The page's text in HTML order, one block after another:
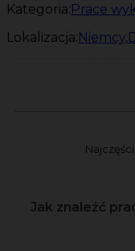
Kategoria:Prace
Lokalizacja:Niemcy,
Jak znaleźć